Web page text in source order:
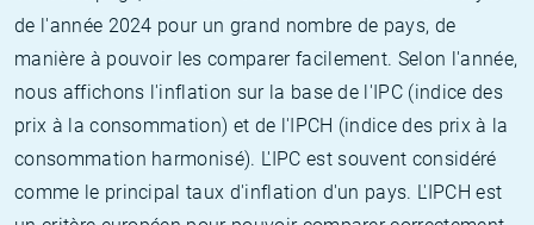
de l'année 2024 pour un grand nombre de pays, de
manière à pouvoir les comparer facilement. Selon l'année,
nous affichons l'inflation sur la base de l'IPC (indice des
prix à la consommation) et de l'IPCH (indice des prix à la
consommation harmonisé). L'IPC est souvent considéré
comme le principal taux d'inflation d'un pays. L'IPCH est